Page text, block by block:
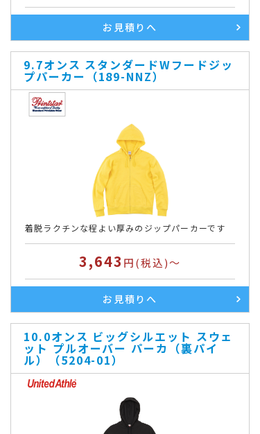
お見積りへ
9.7オンス スタンダードWフードジッ
プパーカー（189-NNZ）
着脱ラクチンな程よい厚みのジップパーカーです
3,643 円(税込)～
お見積りへ
10.0オンス ビッグシルエット スウェ
ット プルオーバー パーカ（裏パイ
ル）（5204-01）